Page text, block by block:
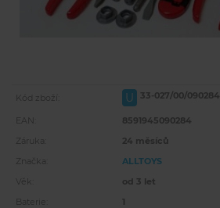
Kód zboží: U 33-027/00/090284
EAN:
8591945090284
Záruka:
24 měsíců
Značka:
ALLTOYS
Věk:
od 3 let
Baterie:
1